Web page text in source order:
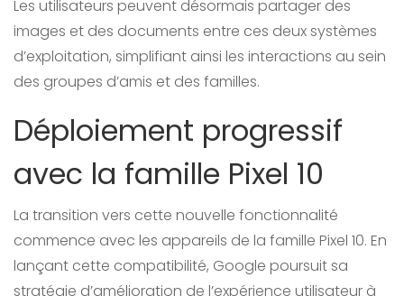
Les utilisateurs peuvent désormais partager des
images et des documents entre ces deux systèmes
d’exploitation, simplifiant ainsi les interactions au sein
des groupes d’amis et des familles.
Déploiement progressif
avec la famille Pixel 10
La transition vers cette nouvelle fonctionnalité
commence avec les appareils de la famille Pixel 10. En
lançant cette compatibilité, Google poursuit sa
stratégie d’amélioration de l’expérience utilisateur à